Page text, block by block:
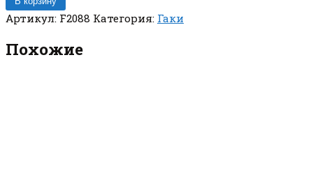
Артикул: F2088 Категория: Гаки
Похожие